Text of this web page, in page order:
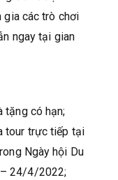
gia các trò chơi
ngay tại gian
tặng có hạn;
tour trực tiếp tại
Ngày hội Du
– 24/4/2022;